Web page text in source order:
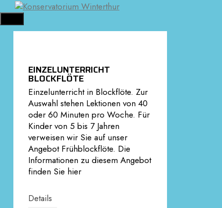
Springe
zum
Inhalt
EINZELUNTERRICHT
BLOCKFLÖTE
Einzelunterricht in Blockflöte. Zur
Auswahl stehen Lektionen von 40
oder 60 Minuten pro Woche. Für
Kinder von 5 bis 7 Jahren
verweisen wir Sie auf unser
Angebot Frühblockflöte. Die
Informationen zu diesem Angebot
finden Sie hier
Details